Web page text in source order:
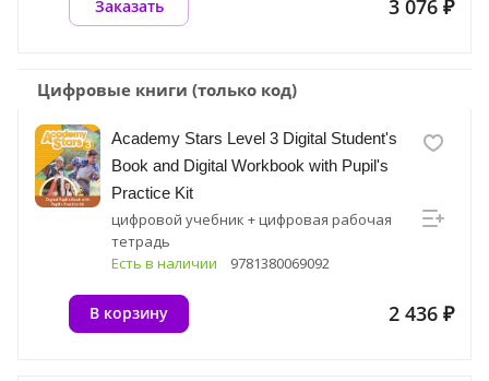
3 076 ₽
Заказать
Цифровые книги (только код)
Academy Stars Level 3 Digital Student's
Book and Digital Workbook with Pupil's
Practice Kit
цифровой учебник + цифровая рабочая
тетрадь
Есть в наличии
9781380069092
2 436 ₽
В корзину